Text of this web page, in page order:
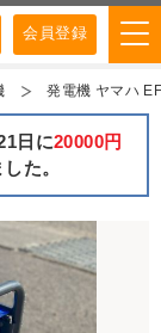
会員登録
発電機 ヤマハ
日に20000円
た。